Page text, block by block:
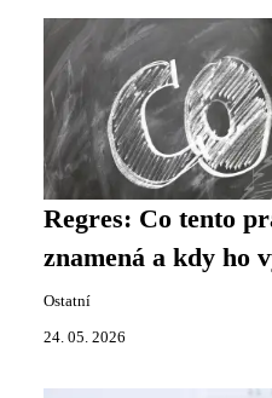
Regres: Co tento
znamená a kdy ho
Ostatní
24. 05. 2026